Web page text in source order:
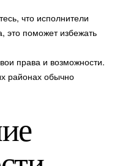
что исполнители
это поможет избежать
права и возможности.
районах обычно